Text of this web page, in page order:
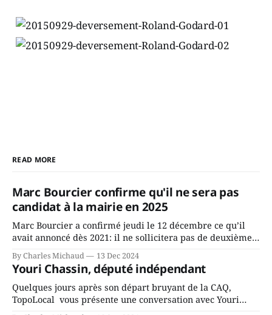
READ MORE
Marc Bourcier confirme qu'il ne sera pas
candidat à la mairie en 2025
Marc Bourcier a confirmé jeudi le 12 décembre ce qu’il
avait annoncé dès 2021: il ne sollicitera pas de deuxième
mandat à titre de maire de Saint-Jérôme. Bourcier en a
fait l’annonce en s’adressant aux employés de la ville,
rassemblés en soirée pour leur traditionnel souper
By Charles Michaud 13 Dec 2024
Youri Chassin, député indépendant
Quelques jours après son départ bruyant de la CAQ,
TopoLocal vous présente une conversation avec Youri
Chassin. Nous avons causé de sa décision. Y songeait-il